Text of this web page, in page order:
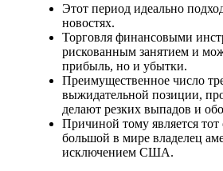
Этот период идеально
новостях.
Торговля финансовыми
рискованным занятием и
прибыль, но и убытки.
Преимущественное число
выжидательной позиции,
делают резких выпадов и
Причиной тому является
большой в мире владелец
исключением США.